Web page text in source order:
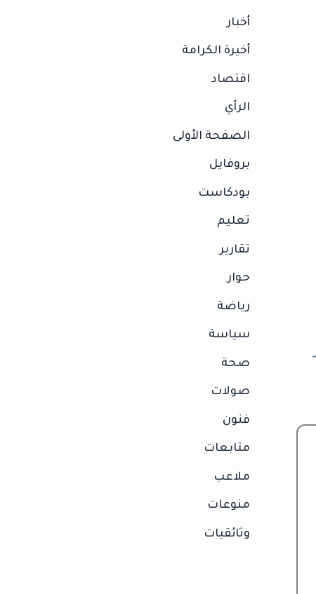
أخبار
أخيرة الكرامة
اقتصاد
الرأي
الصفحة الأولى
بروفايل
بودكاست
تعليم
تقارير
حوار
رياضة
سياسة
صحة
صولات
فنون
متابعات
ملاعب
منوعات
وثائقيات